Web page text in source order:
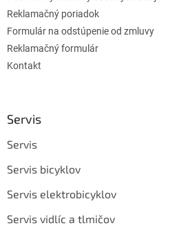
Reklamačný poriadok
Formulár na odstúpenie od zmluvy
Reklamačný formulár
Kontakt
Servis
Servis
Servis bicyklov
Servis elektrobicyklov
Servis vidlíc a tlmičov